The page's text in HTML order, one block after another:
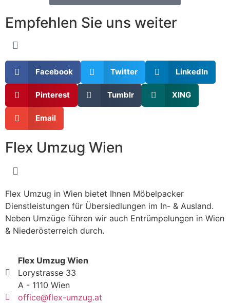
Empfehlen Sie uns weiter
Facebook Twitter LinkedIn
Pinterest Tumblr XING
Email
Flex Umzug Wien
Flex Umzug in Wien bietet Ihnen Möbelpacker
Dienstleistungen für Übersiedlungen im In- & Ausland.
Neben Umzüge führen wir auch Entrümpelungen in Wien
& Niederösterreich durch.
Flex Umzug Wien
Lorystrasse 33
A - 1110 Wien
office@flex-umzug.at